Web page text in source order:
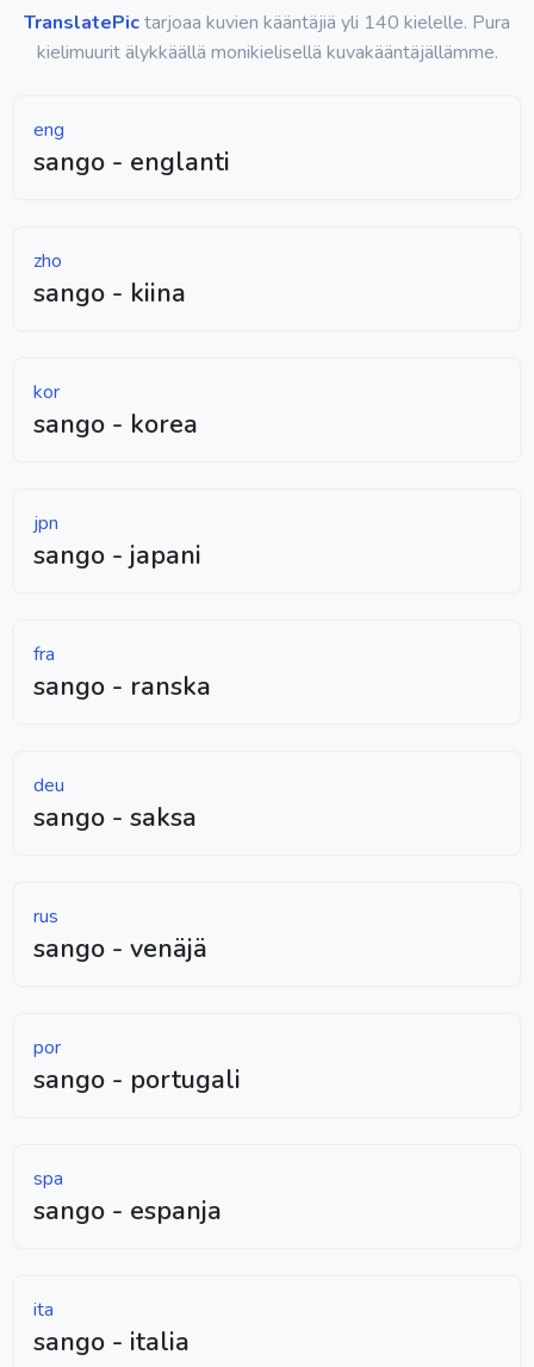
TranslatePictarjoaa kuvien kääntäjiä yli 140 kielelle. Pura
kielimuurit älykkäällä monikielisellä kuvakääntäjällämme.
eng
sango - englanti
zho
sango - kiina
kor
sango - korea
jpn
sango - japani
fra
sango - ranska
deu
sango - saksa
rus
sango - venäjä
por
sango - portugali
spa
sango - espanja
ita
sango - italia